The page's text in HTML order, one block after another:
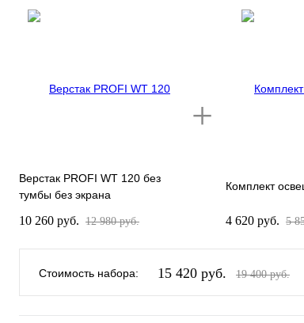
Верстак PROFI WT 120 без
тумбы без экрана
10 260 руб. 12 980 руб.
Комплект
4 620 руб. 5
Стоимость набора: 15 420 руб. 19 400 руб.